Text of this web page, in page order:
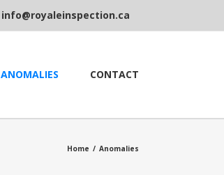
info@royaleinspection.ca
ANOMALIES CONTACT
Home / Anomalies